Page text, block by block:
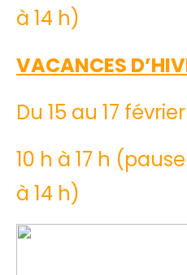
à 14 h)
VACANCES
Du 15 au 17
10 h à 17 h
à 14 h)